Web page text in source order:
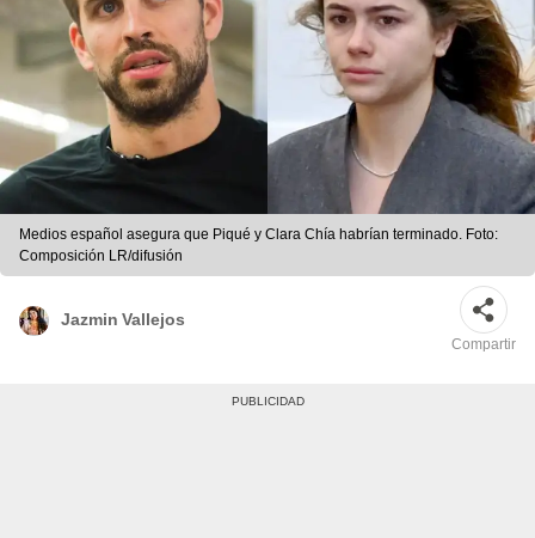
Medios español asegura que Piqué y Clara Chía habrían terminado. Foto:
Composición LR/difusión
Jazmin Vallejos
Compartir